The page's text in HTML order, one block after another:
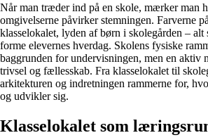
Når man træder ind på en skole, mærker man
omgivelserne påvirker stemningen. Farverne
klasselokalet, lyden af børn i skolegården – alt
forme elevernes hverdag. Skolens fysiske
baggrunden for undervisningen, men en aktiv
trivsel og fællesskab. Fra klasselokalet til
arkitekturen og indretningen rammerne for,
og udvikler sig.
Klasselokalet som